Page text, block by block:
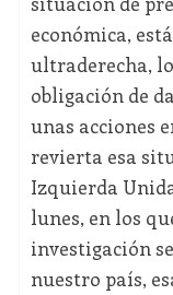
económica,
ultraderecha,
obligación de
unas acciones
revierta esa
Izquierda
lunes, en los
investigación
nuestro país,